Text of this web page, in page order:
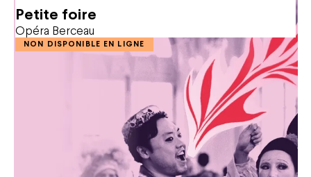
Petite foire
Opéra Berceau
NON DISPONIBLE EN LIGNE